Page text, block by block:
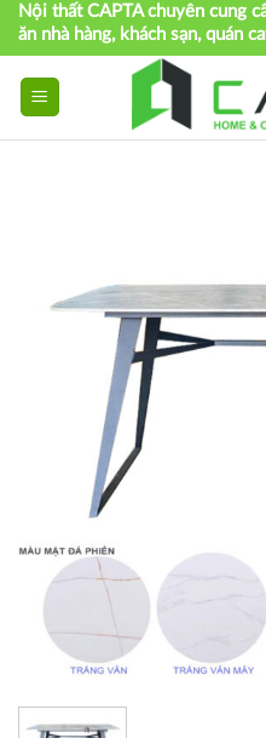
Skip
content
Nội thất CAPTA chuyên cung
ăn nhà hàng, khách sạn, quán